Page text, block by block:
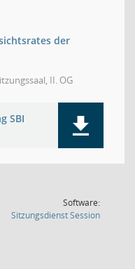
der
II. OG
SBI
Software:
SitzungsdienstSession(Wird in